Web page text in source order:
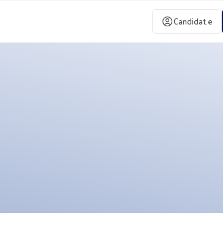
Candidat.e